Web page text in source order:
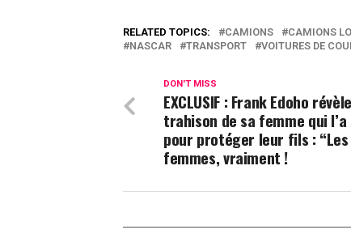
RELATED TOPICS: CAMIONS CAMIONS
NASCAR
TRANSPORT VOITURES DE
DON'T MISS
EXCLUSIF : Frank Edoho
trahison de sa femme qui l’a
pour protéger leur fils : “Les
femmes, vraiment !